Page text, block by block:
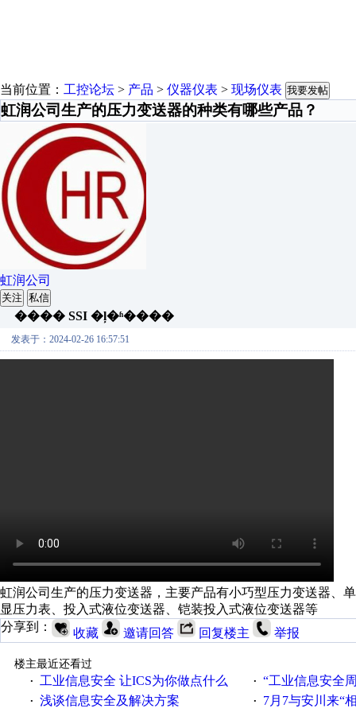
当前位置： 工控论坛 > 产品 > 仪器仪表 > 现场仪表 我要发帖
​虹润公司生产的压力变送器的种类有哪些产品？
虹润公司
关注 私信
���� SSI �ļ�ʱ����
发表于：2024-02-26 16:57:51
虹润公司生产的压力变送器，主要产品有小巧型压力变送器、
显压力表、投入式液位变送器、铠装投入式液位变送器等
分享到：
收藏 邀请回答 回复楼主 举报
楼主最近还看过
·
工业信息安全 让ICS为你做点什么 · “工业信息安全周之我见”
· 浅谈信息安全及解决方案 · 7月7与安川来“